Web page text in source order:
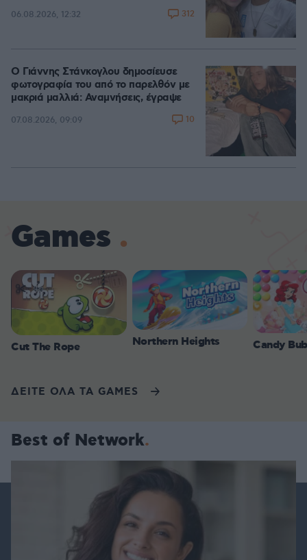
06.08.2026, 12:32 312
Ο Γιάννης Στάνκογλου δημοσίευσε
φωτογραφία του από το παρελθόν με
μακριά μαλλιά: Αναμνήσεις, έγραψε
07.08.2026, 09:09 10
Games
Cut The Rope Northern Heights Candy
ΔΕΙΤΕ ΟΛΑ ΤΑ GAMES
Best of Network